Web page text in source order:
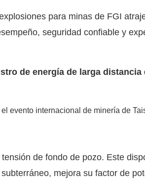
para minas de FGI
seguridad confiable y
de energía de larga distancia
de fondo de pozo. Este
mejora su factor de